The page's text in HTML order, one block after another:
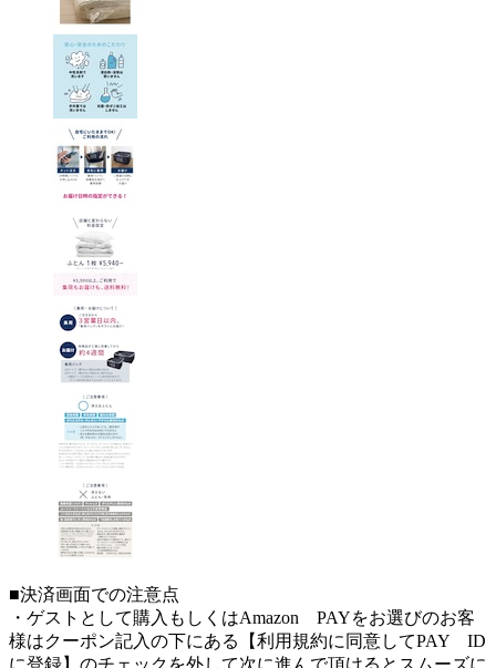
■決済画面での注意点
・ゲストとして購入もしくはAmazon PAYをお選びのお客
様はクーポン記入の下にある【利用規約に同意してPAY ID
に登録】のチェックを外して次に進んで頂けるとスムーズに